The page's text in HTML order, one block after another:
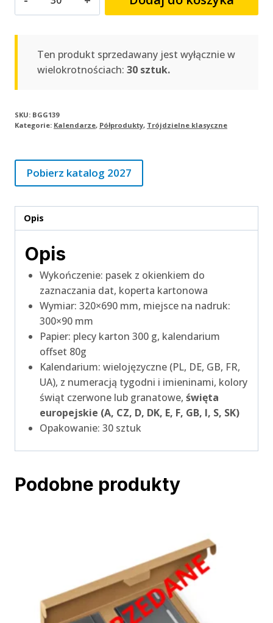
kalendarium
trójdzielne
klasyczne
BGG139
Ten produkt sprzedawany jest wyłącznie w
wielokrotnościach: 30 sztuk.
SKU: BGG139
Kategorie: Kalendarze, Półprodukty, Trójdzielne klasyczne
Pobierz katalog 2027
Opis
Opis
Wykończenie: pasek z okienkiem do
zaznaczania dat, koperta kartonowa
Wymiar: 320×690 mm, miejsce na nadruk:
300×90 mm
Papier: plecy karton 300 g, kalendarium
offset 80g
Kalendarium: wielojęzyczne (PL, DE, GB, FR,
UA), z numeracją tygodni i imieninami, kolory
świąt czerwone lub granatowe, święta
europejskie (A, CZ, D, DK, E, F, GB, I, S, SK)
Opakowanie: 30 sztuk
Podobne produkty